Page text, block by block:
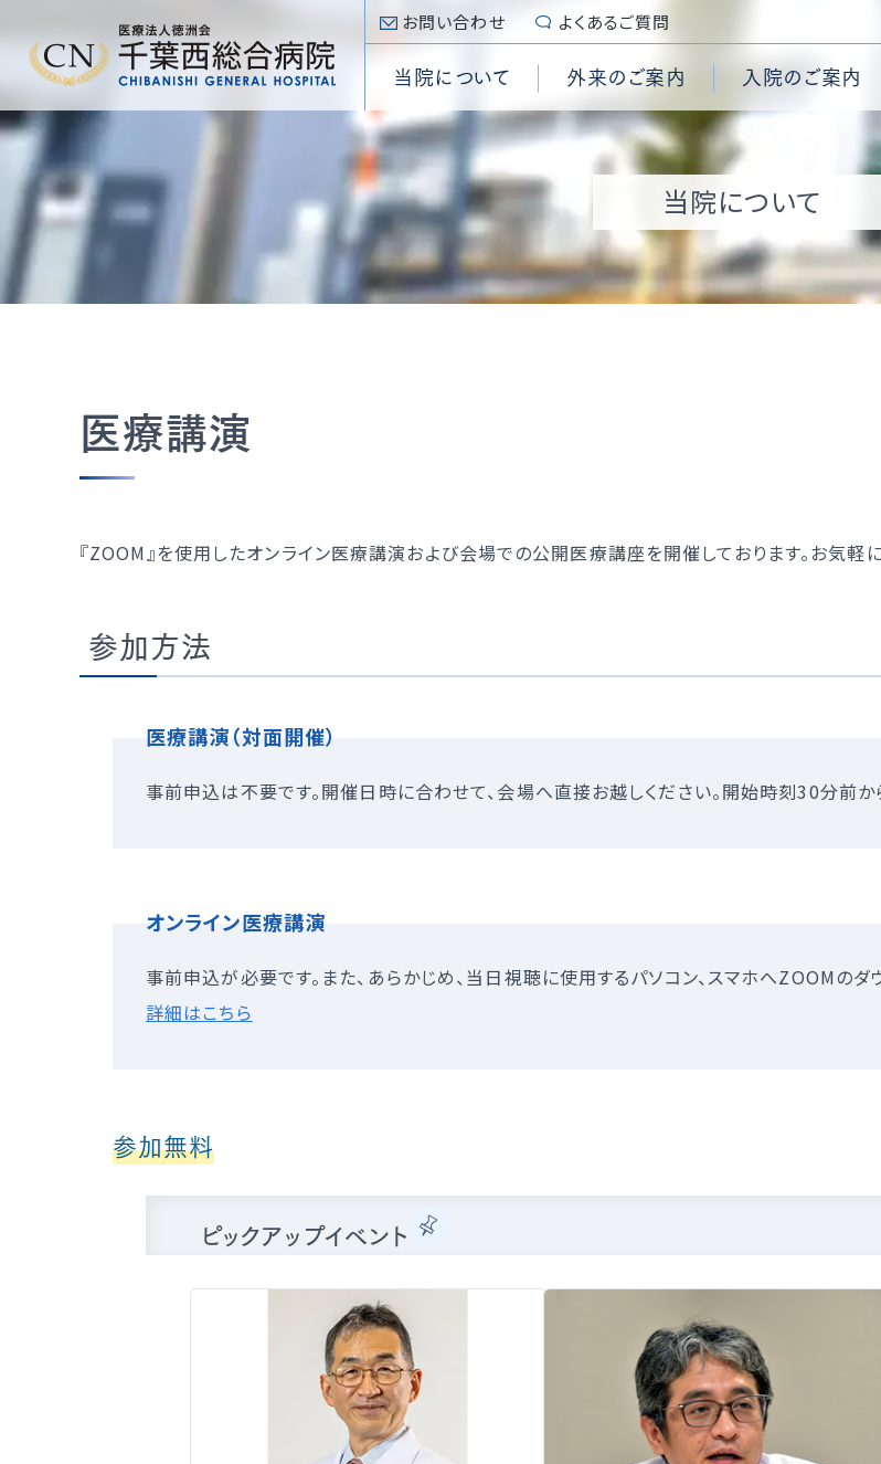
お問い合わせ よくあるご質問
当院について 外来のご案内 入院のご案内
病院概要
院長挨拶
理念・沿革
医療講演
個人情報保護
患者の権利章
セカンドオピ
外国人患者様の受入れ
後発医薬品
入院のご案内
Inpatient
入院手続き
入院費用
診断書・証明書
入院時のご用意
Department
内科
心臓血管外科
脳神経外科
外科
頭頸部外科
泌尿器科
小児科
形成外科
部門
看護部
薬剤部
放射線科コメディカル
臨床検査科コメディカル
臨床工学科
集中治療部
臨床試験セン
ブレインハート
緩和ケアチー
心臓病センター
SHDセンター
低侵襲心臓手術センター
大動脈センター
不整脈センター
脳卒中センタ
頭頸部腫瘍セ
内視鏡センタ
結石治療セン
ASO治療セン
当院について
医療講演
『ZOOM』を使用したオンライン医療講演および会場での公開医療講座を開催しております。お気軽
参加方法
医療講演（対面開催）
事前申込は不要です。開催日時に合わせて、会場へ直接お越しください。開始時刻30分前か
オンライン医療講演
事前申込が必要です。また、あらかじめ、当日視聴に使用するパソコン、スマホへZOOMのダ
詳細はこちら
参加無料
ピックアップイベント